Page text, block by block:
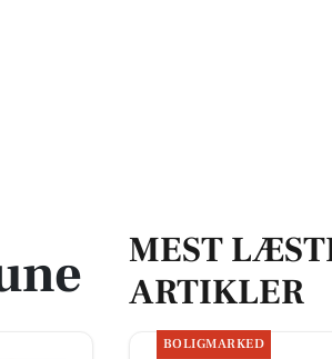
MEST
ARTIKLER
BOLIGMARKED